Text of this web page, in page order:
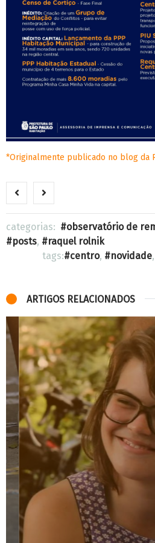
*Originalmente publicado no blog da
categorias: observatório de
posts,
raquel rolnik
tags:
centro, novidade,
ARTIGOS RELACIONADOS